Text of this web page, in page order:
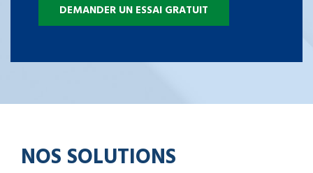
DEMANDER UN ESSAI GRATUIT
NOS SOLUTIONS